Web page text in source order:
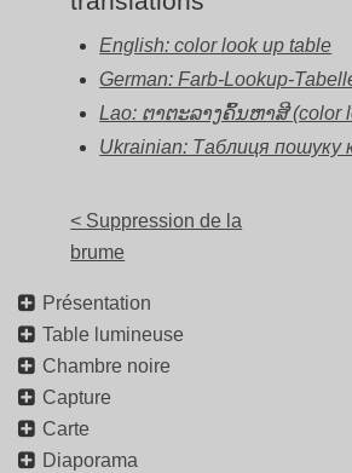
English: color look up table
German: Farb-Lookup-
Lao: ຕາຕະລາງຄົ້ນຫາສີ (color
Ukrainian: Таблиця пошуку
< Suppression de la
brume
Présentation
Table lumineuse
Chambre noire
Capture
Carte
Diaporama